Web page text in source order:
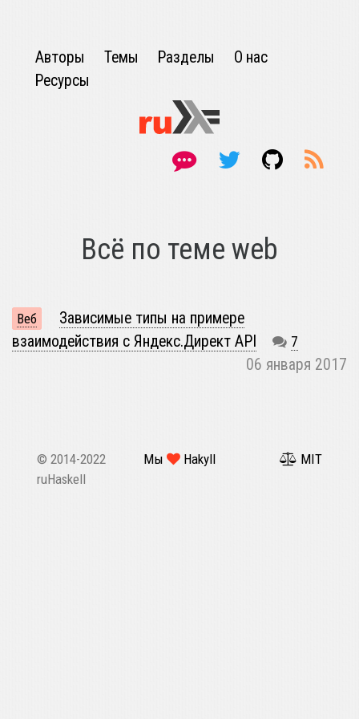
Авторы Темы Разделы
О нас
Ресурсы
Всё по теме web
Веб
Зависимые типы на примере
взаимодействия с Яндекс.Директ API
7
06 января 2017
© 2014-2022
ruHaskell
Мы Hakyll MIT